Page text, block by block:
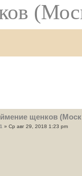
щенков
» Ср авг 29, 2018 1:23 pm